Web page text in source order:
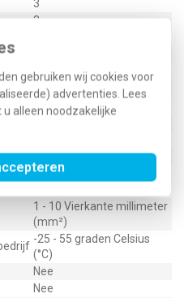
gebruiken wij cookies voor
advertenties. Lees
u alleen noodzakelijke
3
3
Nee
IP20
1
2 0 Kiloampère (kA)
1 - 10 Vierkante millimeter
1 - 10 Vierkante millimeter
(mm²)
-25 - 55 graden Celsius
(°C)
Nee
Nee